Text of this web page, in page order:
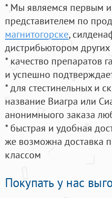
* Мы являемся первым
представителем по
магнитогорске,
дистрибьютором
* качество препаратов
и успешно
* для стестинельных и
название Виагра или
анонимныого заказа
* быстрая и удобная
же возможна доставка
классом
Покупать у нас